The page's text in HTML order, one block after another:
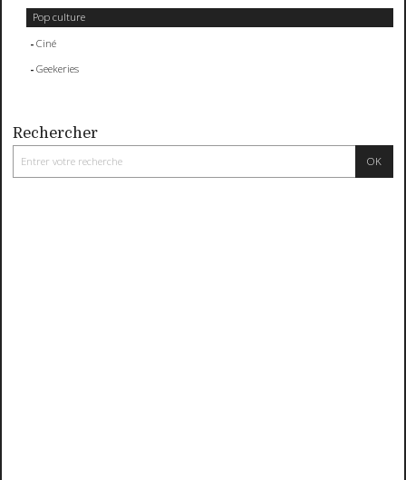
Pop culture
Ciné
Geekeries
Rechercher